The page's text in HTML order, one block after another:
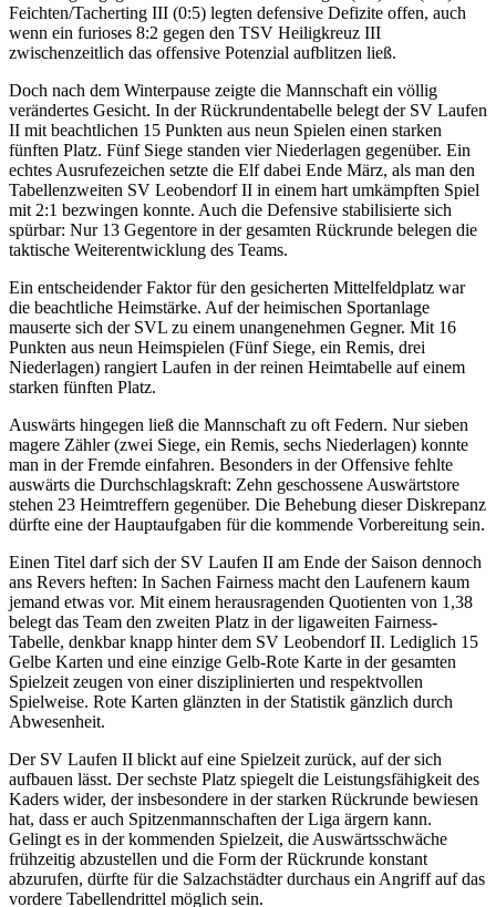
Feichten/Tacherting III (0:5) legten defensive Defizite offen, auch
wenn ein furioses 8:2 gegen den TSV Heiligkreuz III
zwischenzeitlich das offensive Potenzial aufblitzen ließ.
Doch nach dem Winterpause zeigte die Mannschaft ein völlig
verändertes Gesicht. In der Rückrundentabelle belegt der SV Laufen
II mit beachtlichen 15 Punkten aus neun Spielen einen starken
fünften Platz. Fünf Siege standen vier Niederlagen gegenüber. Ein
echtes Ausrufezeichen setzte die Elf dabei Ende März, als man den
Tabellenzweiten SV Leobendorf II in einem hart umkämpften Spiel
mit 2:1 bezwingen konnte. Auch die Defensive stabilisierte sich
spürbar: Nur 13 Gegentore in der gesamten Rückrunde belegen die
taktische Weiterentwicklung des Teams.
Ein entscheidender Faktor für den gesicherten Mittelfeldplatz war
die beachtliche Heimstärke. Auf der heimischen Sportanlage
mauserte sich der SVL zu einem unangenehmen Gegner. Mit 16
Punkten aus neun Heimspielen (Fünf Siege, ein Remis, drei
Niederlagen) rangiert Laufen in der reinen Heimtabelle auf einem
starken fünften Platz.
Auswärts hingegen ließ die Mannschaft zu oft Federn. Nur sieben
magere Zähler (zwei Siege, ein Remis, sechs Niederlagen) konnte
man in der Fremde einfahren. Besonders in der Offensive fehlte
auswärts die Durchschlagskraft: Zehn geschossene Auswärtstore
stehen 23 Heimtreffern gegenüber. Die Behebung dieser Diskrepanz
dürfte eine der Hauptaufgaben für die kommende Vorbereitung sein.
Einen Titel darf sich der SV Laufen II am Ende der Saison dennoch
ans Revers heften: In Sachen Fairness macht den Laufenern kaum
jemand etwas vor. Mit einem herausragenden Quotienten von 1,38
belegt das Team den zweiten Platz in der ligaweiten Fairness-
Tabelle, denkbar knapp hinter dem SV Leobendorf II. Lediglich 15
Gelbe Karten und eine einzige Gelb-Rote Karte in der gesamten
Spielzeit zeugen von einer disziplinierten und respektvollen
Spielweise. Rote Karten glänzten in der Statistik gänzlich durch
Abwesenheit.
Der SV Laufen II blickt auf eine Spielzeit zurück, auf der sich
aufbauen lässt. Der sechste Platz spiegelt die Leistungsfähigkeit des
Kaders wider, der insbesondere in der starken Rückrunde bewiesen
hat, dass er auch Spitzenmannschaften der Liga ärgern kann.
Gelingt es in der kommenden Spielzeit, die Auswärtsschwäche
frühzeitig abzustellen und die Form der Rückrunde konstant
abzurufen, dürfte für die Salzachstädter durchaus ein Angriff auf das
vordere Tabellendrittel möglich sein.